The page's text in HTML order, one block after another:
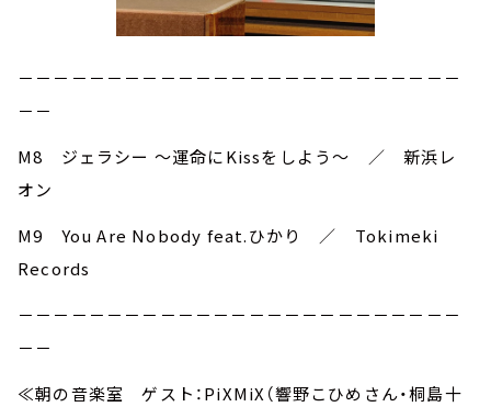
－－－－－－－－－－－－－－－－－－－－－－－－－
－－
M8 ジェラシー ～運命にKissをしよう～ ／ 新浜レ
オン
M9 You Are Nobody feat.ひかり ／ Tokimeki
Records
－－－－－－－－－－－－－－－－－－－－－－－－－
－－
≪朝の音楽室 ゲスト：PiXMiX（響野こひめさん・桐島十